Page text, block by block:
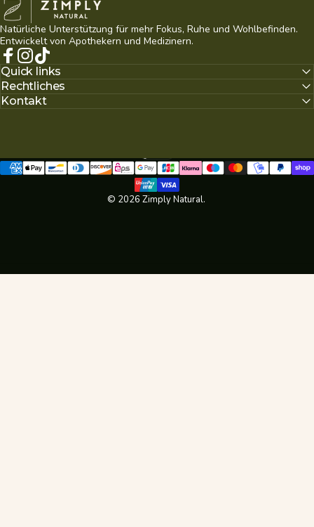
Natürliche Unterstützung für mehr Fokus, Ruhe und Wohlbefinden.
Entwickelt von Apothekern und Medizinern.
Facebook
Instagram
TikTok
Quick links
Rechtliches
Kontakt
© 2026 Zimply Natural.
Sprache